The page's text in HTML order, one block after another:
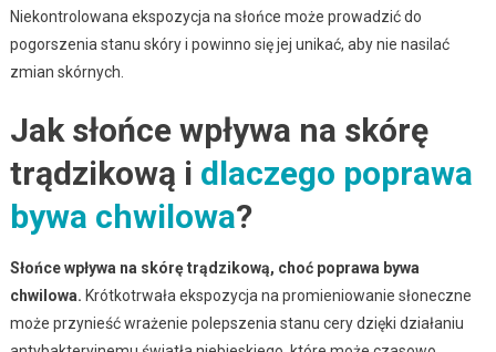
Niekontrolowana ekspozycja na słońce może prowadzić do
pogorszenia stanu skóry i powinno się jej unikać, aby nie nasilać
zmian skórnych.
Jak słońce wpływa na skórę
trądzikową i dlaczego poprawa
bywa chwilowa?
Słońce wpływa na skórę trądzikową, choć poprawa bywa
chwilowa. Krótkotrwała ekspozycja na promieniowanie słoneczne
może przynieść wrażenie polepszenia stanu cery dzięki działaniu